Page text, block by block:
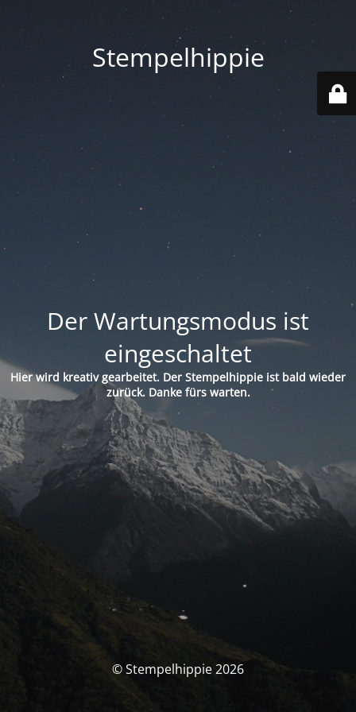
Stempelhippie
Der Wartungsmodus ist
eingeschaltet
Hier wird kreativ gearbeitet. Der Stempelhippie ist bald wieder
zurück. Danke fürs warten.
© Stempelhippie 2026